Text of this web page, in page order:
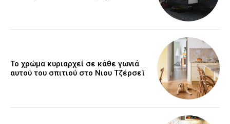
Το χρώμα κυριαρχεί σε κάθε γωνιά
αυτού του σπιτιού στο Νιου Τζέρσεϊ